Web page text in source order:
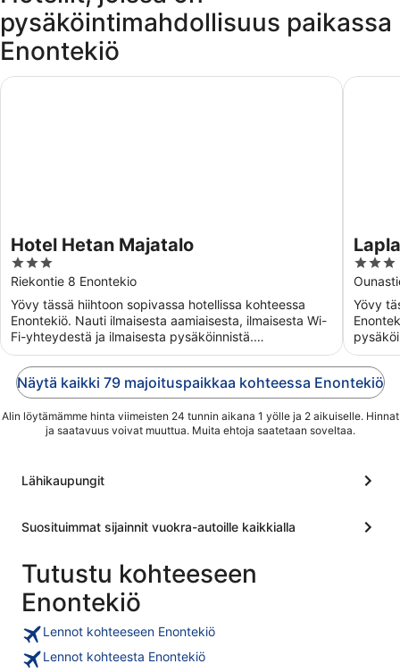
pysäköintimahdollisuus paikassa
Enontekiö
Hotel Hetan Majatalo
3
out
of
5
Riekontie 8 Enontekio
Yövy tässä hiihtoon sopivassa hotellissa kohteessa
Enontekiö. Nauti ilmaisesta aamiaisesta, ilmaisesta Wi-
Fi-yhteydestä ja ilmaisesta pysäköinnistä.
Asiakkaamme ...
Hotel Hetan Majatalo
3
out
of
5
Yövy
Näytä kaikki 79 majoituspaikkaa kohteessa Enontekiö
Alin löytämämme hinta viimeisten 24 tunnin aikana 1 yölle ja 2 aikuiselle. Hinnat
ja saatavuus voivat muuttua. Muita ehtoja saatetaan soveltaa.
Lähikaupungit
Suosituimmat sijainnit vuokra-autoille kaikkialla
Tutustu kohteeseen
Enontekiö
Lennot kohteeseen Enontekiö
Lennot kohteesta Enontekiö